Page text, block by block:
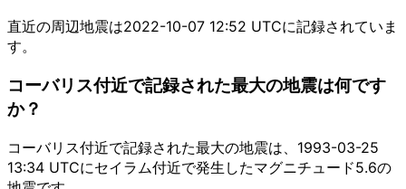
直近の周辺地震は2022-10-07 12:52 UTCに記録されていま
す。
コーバリス付近で記録された最大の地震は何です
か？
コーバリス付近で記録された最大の地震は、1993-03-25
13:34 UTCにセイラム付近で発生したマグニチュード5.6の